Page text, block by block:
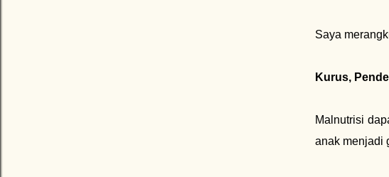
Saya
Kurus,
Malnutrisi
anak menjadi